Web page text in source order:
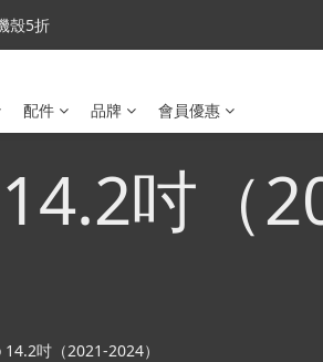
源66折
殼5折
源66折
配件 品牌 會員優惠
吋（
吋（2021-2024）